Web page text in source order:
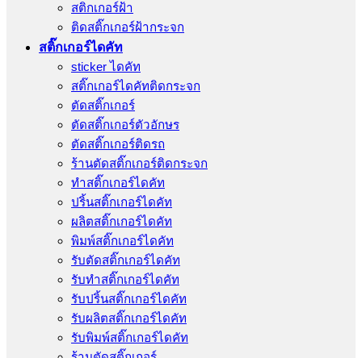
สติกเกอร์ฝ้า
ติดสติ๊กเกอร์ฝ้ากระจก
สติ๊กเกอร์ไดคัท
sticker ไดคัท
สติ๊กเกอร์ไดคัทติดกระจก
ตัดสติ๊กเกอร์
ตัดสติ๊กเกอร์ตัวอักษร
ตัดสติ๊กเกอร์ติดรถ
ร้านตัดสติ๊กเกอร์ติดกระจก
ทำสติ๊กเกอร์ไดคัท
ปริ้นสติ๊กเกอร์ไดคัท
ผลิตสติ๊กเกอร์ไดคัท
พิมพ์สติ๊กเกอร์ไดคัท
รับตัดสติ๊กเกอร์ไดคัท
รับทําสติ๊กเกอร์ไดคัท
รับปริ้นสติ๊กเกอร์ไดคัท
รับผลิตสติ๊กเกอร์ไดคัท
รับพิมพ์สติ๊กเกอร์ไดคัท